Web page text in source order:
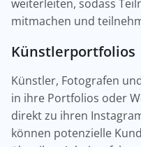
weiterleiten, sodass
mitmachen und
Künstlerportfolios
Künstler, Fotografen
in ihre Portfolios oder
direkt zu ihren
können potenzielle